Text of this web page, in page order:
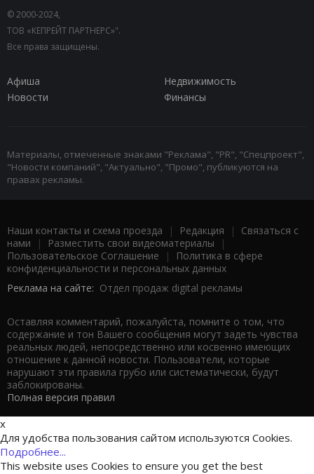
© 2000-2024,
ТОВ «КЕПРЕЙТ ПАРТНЕРС»".
Все права защищены.
Афиша
Недвижимость
Новости
Финансы
Материалы, отмеченные знаками "Реклама", "PR", "Спецпроект",
"Новости компаний", "Актуально", "Промо", публикуются на
правах рекламы.
Наши контакты и схема проезда | Редакция | Связаться с
нами | Разместить свои видеоматериалы |
Пользовательское Соглашение |
Политика в сфере
конфиденциальности и персональных данных
Реклама на сайте: Отдел продаж digital рекламы
Оставляя комментарий, пожалуйста, помните о том, что
содержание и тон Вашего сообщения могут задеть чувства
реальных людей, непосредственно или косвенно имеющих
отношение к данной новости. Пользователи, которые
нарушают эти правила грубо или систематически, будут
заблокированы.
Полная версия правил
x
Для удобства пользования сайтом используются Cookies.
Подробнее...
This website uses Cookies to ensure you get the best